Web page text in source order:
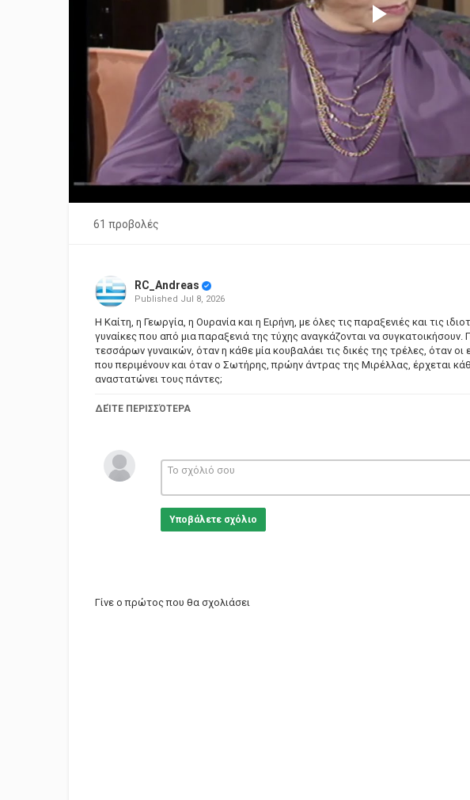
Play
Video
61 προβολές
RC_Andreas
Published Jul 8, 2026
Η Καίτη, η Γεωργία, η Ουρανία και η Ειρήνη, με όλες τις παραξενιές και τις
γυναίκες που από μια παραξενιά της τύχης αναγκάζονται να
τεσσάρων γυναικών, όταν η κάθε μία κουβαλάει τις δικές της τρέλες, όταν οι
που περιμένουν και όταν ο Σωτήρης, πρώην άντρας της Μιρέλλας, έρχεται
αναστατώνει τους πάντες;
ΣΥΝΤΕΛΕΣΤΕΣ
Σκηνοθεσία: Γιώργος Κωνσταντίνου
Σενάριο: Γιώργος Κωνσταντίνου
Greek Films
ΔΕΊΤΕ ΠΕΡΙΣΣΌΤΕΡΑ
Υποβάλετε σχόλιο
Γίνε ο πρώτος που θα σχολιάσει